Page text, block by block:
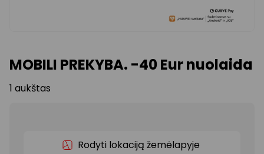
MOBILI PREKYBA. -40 Eur nuolaida
1 aukštas
Rodyti lokaciją žemėlapyje